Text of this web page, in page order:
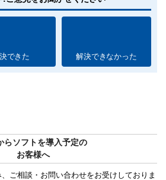
できた 解決できなかった
らソフトを導入予定の
お客様へ
ご相談・お問い合わせをお受けしておりま